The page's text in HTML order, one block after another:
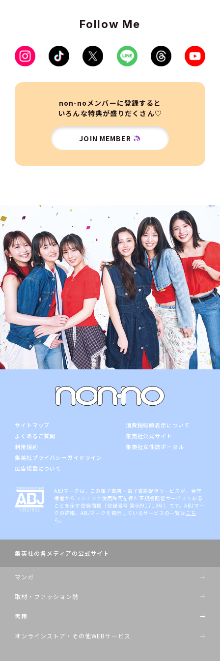
Follow Me
non-noメンバーに登録すると
いろんな特典が盛りだくさん♡
JOIN MEMBER
サイトマップ
よくあるご質問
利用規約
集英社プライバシーガイドライン
広告掲載について
消費税総額表示について
集英社公式サイト
集英社女性誌ポータル
ABJマークは、この電子書店・電子書籍配信サービスが、著作
権者からコンテンツ使用許可を得た正規版配信サービスである
ことを示す登録商標（登録番号 第6091713号）です。ABJマー
クの詳細、ABJマークを掲示しているサービスの一覧は こち
ら。
集英社の各メディアの公式サイト
マンガ
取材・ファッション誌
書籍
オンラインストア・その他WEBサービス